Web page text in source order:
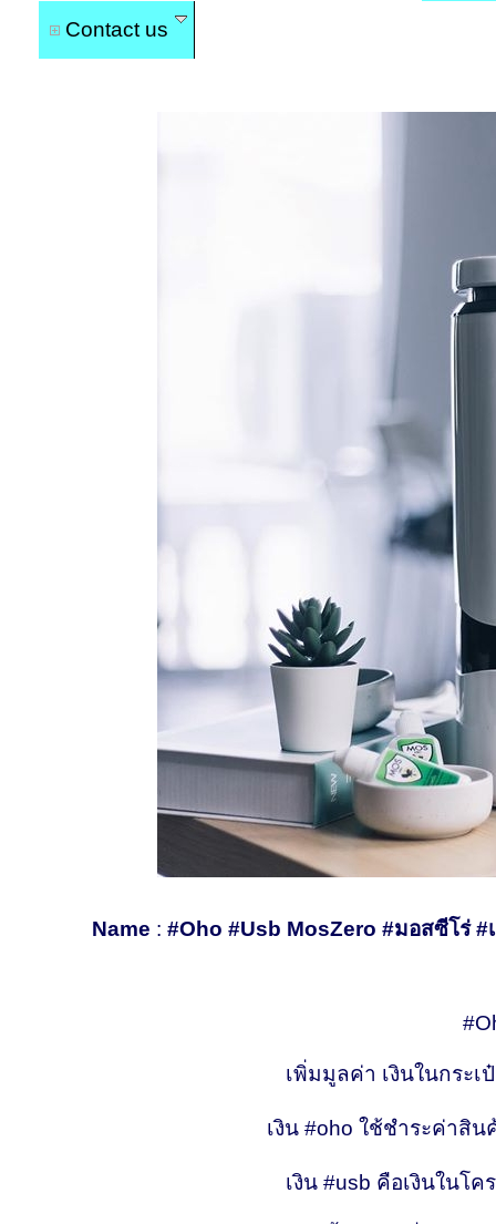
Contact us
Name : #Oho #Usb MosZero #มอสซีโร่ #
เพิ่มมูลค่า เงินในกระ
เงิน #oho ใช้ชำระค่าสิ
เงิน #usb คือเงินในโ